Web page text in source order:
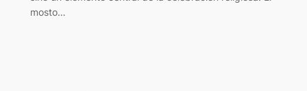
mosto…